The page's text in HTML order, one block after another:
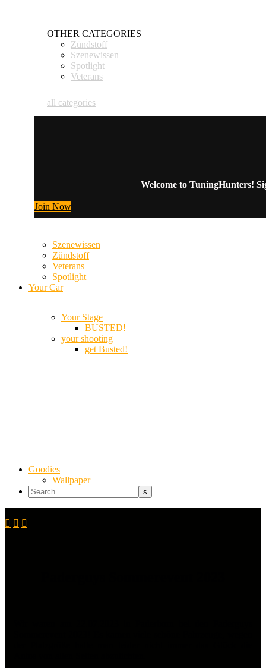
OTHER CATEGORIES
Zündstoff
Szenewissen
Spotlight
Veterans
all categories
Welcome to TuningHunters!
Join Now
Szenewissen
Zündstoff
Veterans
Spotlight
Your Car
Your Stage
BUSTED!
your shooting
get Busted!
Goodies
Wallpaper
  